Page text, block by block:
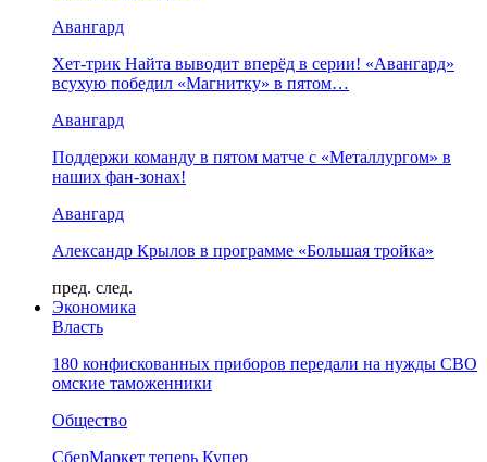
Авангард
Хет-трик Найта выводит вперёд в серии! «Авангард»
всухую победил «Магнитку» в пятом…
Авангард
Поддержи команду в пятом матче с «Металлургом» в
наших фан-зонах!
Авангард
Александр Крылов в программе «Большая тройка»
пред. след.
Экономика
Власть
180 конфискованных приборов передали на нужды СВО
омские таможенники
Общество
СберМаркет теперь Купер